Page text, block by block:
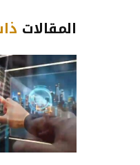
المقالات